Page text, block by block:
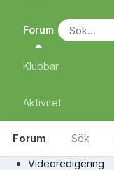
Forum
Forum Sök
Klubbar
Aktivitet
Videoredigering